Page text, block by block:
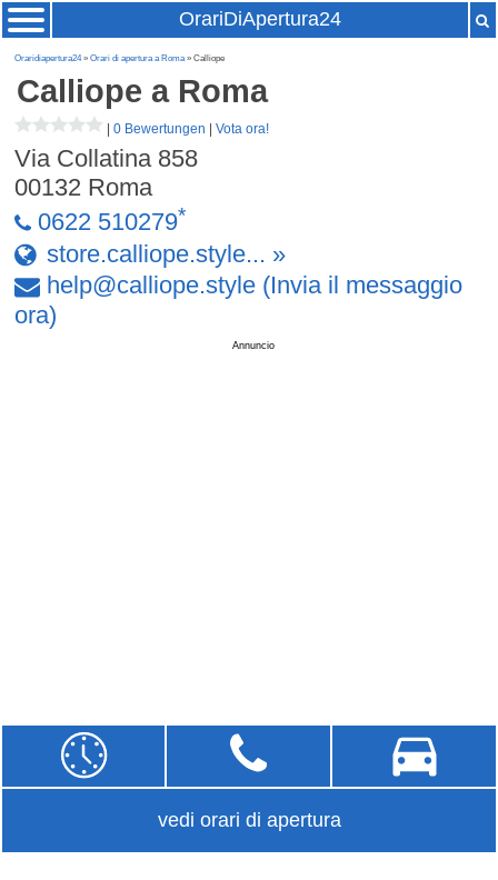
OrariDiApertura24
Oraridiapertura24»Orari di apertura a Roma» Calliope
Calliope a Roma
|0 Bewertungen |Vota ora!
Via Collatina 858
00132 Roma
0622 510279*
store.calliope.style... »
help@calliope.style (Invia il messaggio
ora)
Annuncio
vedi orari di apertura